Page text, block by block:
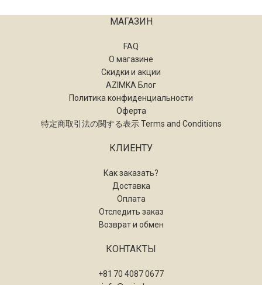
МАГАЗИН
FAQ
О магазине
Скидки и акции
AZIMKA Блог
Политика конфиденциальности
Оферта
特定商取引法の関する表示 Terms and Conditions
КЛИЕНТУ
Как заказать?
Доставка
Оплата
Отследить заказ
Возврат и обмен
КОНТАКТЫ
+81 70 4087 0677